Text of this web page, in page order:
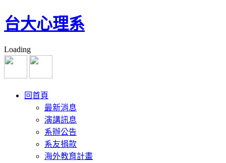
台大心理系
Loading
回首頁
最新消息
演講訊息
系辦公告
系友捐款
海外教育計畫